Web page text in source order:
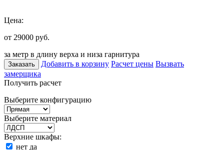
Цена:
от 29000 руб.
за метр в длину верха и низа гарнитура
Заказать Добавить в корзину Расчет цены Вызвать
замерщика
Получить расчет
Выберите конфигурацию
Выберите материал
Верхние шкафы:
нет да